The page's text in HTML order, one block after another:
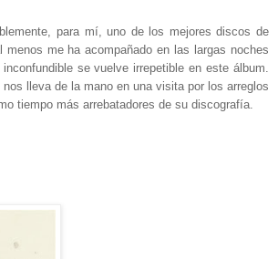
para mí, uno de los mejores discos de
menos me ha acompañado en las largas noches
se vuelve irrepetible en este álbum.
lleva de la mano en una visita por los arreglos
tiempo más arrebatadores de su discografía.